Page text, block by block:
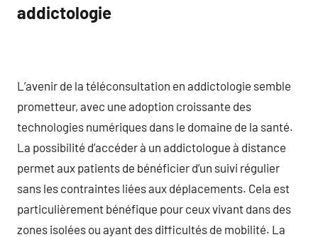
addictologie
L’avenir de la téléconsultation en addictologie semble
prometteur, avec une adoption croissante des
technologies numériques dans le domaine de la santé.
La possibilité d’accéder à un addictologue à distance
permet aux patients de bénéficier d’un suivi régulier
sans les contraintes liées aux déplacements. Cela est
particulièrement bénéfique pour ceux vivant dans des
zones isolées ou ayant des difficultés de mobilité. La